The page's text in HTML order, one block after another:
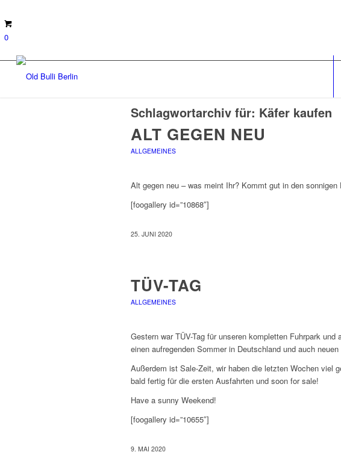
0
Schlagwortarchiv für: Käfer kaufen
ALT GEGEN NEU
ALLGEMEINES
Alt gegen neu – was meint Ihr? Kommt gut in den sonnigen
[foogallery id=”10868″]
25. JUNI 2020
TÜV-TAG
ALLGEMEINES
Gestern war TÜV-Tag für unseren kompletten Fuhrpark
einen aufregenden Sommer in Deutschland und auch neuen
Außerdem ist Sale-Zeit, wir haben die letzten Wochen viel
bald fertig für die ersten Ausfahrten und soon for sale!
Have a sunny Weekend!
[foogallery id=”10655″]
9. MAI 2020